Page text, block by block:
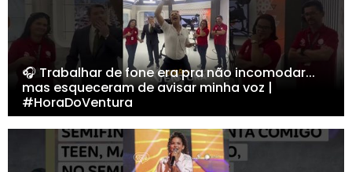
🎧 Trabalhar de fone era pra não incomodar...
mas esqueceram de avisar minha voz |
#HoraDoVentura